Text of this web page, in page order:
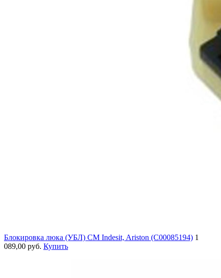
Блокировка люка (УБЛ) СМ Indesit, Ariston (C00085194) 1
089,00 руб. Купить